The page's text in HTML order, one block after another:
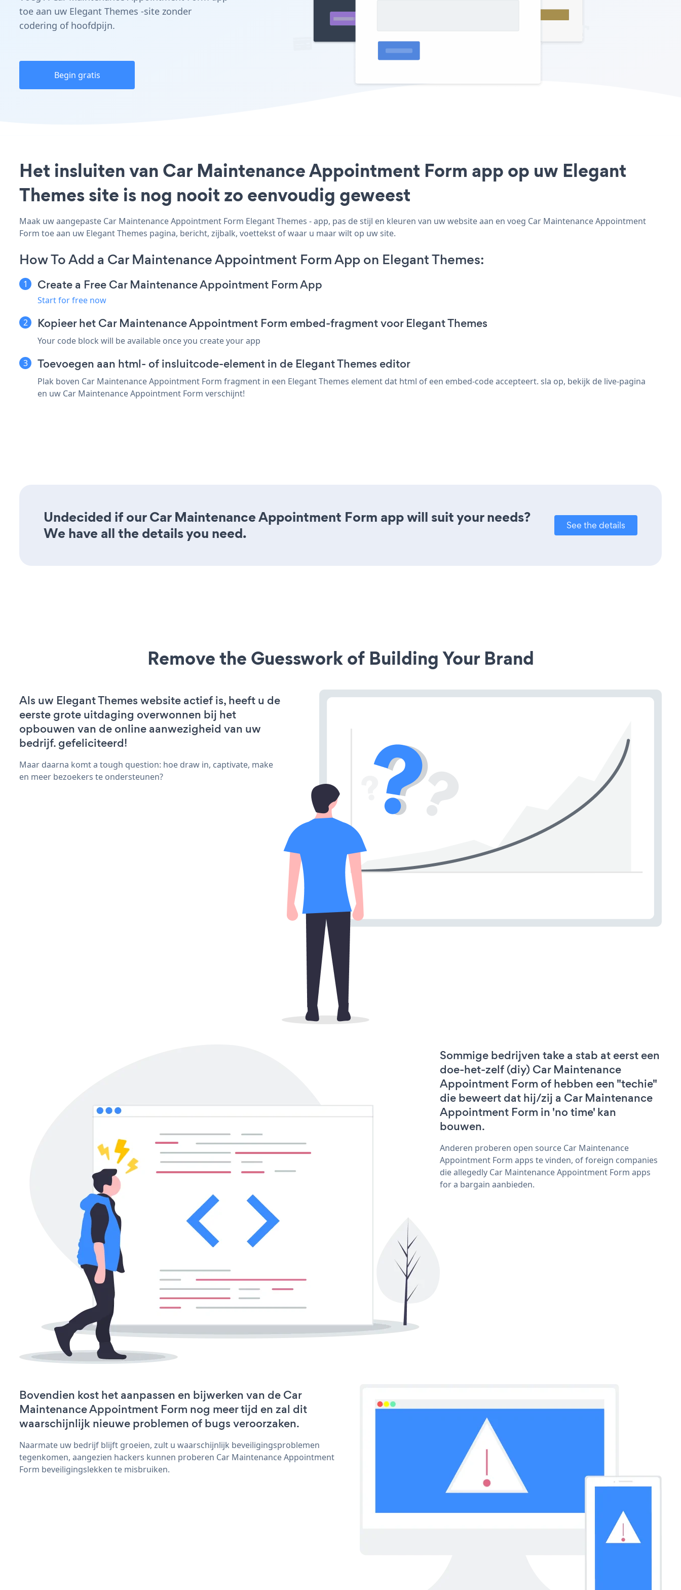
toe aan uw Elegant Themes -site zonder
codering of hoofdpijn.
Begin gratis
Het insluiten van Car Maintenance Appointment Form app op uw Elegant
Themes site is nog nooit zo eenvoudig geweest
Maak uw aangepaste Car Maintenance Appointment Form Elegant Themes - app, pas de stijl en kleuren van uw website aan en voeg Car Maintenance Appointment
Form toe aan uw Elegant Themes pagina, bericht, zijbalk, voettekst of waar u maar wilt op uw site.
How To Add a Car Maintenance Appointment Form App on Elegant Themes:
Create a Free Car Maintenance Appointment Form App
Start for free now
Kopieer het Car Maintenance Appointment Form embed-fragment voor Elegant Themes
Your code block will be available once you create your app
Toevoegen aan html- of insluitcode-element in de Elegant Themes editor
Plak boven Car Maintenance Appointment Form fragment in een Elegant Themes element dat html of een embed-code accepteert. sla op, bekijk de live-pagina
en uw Car Maintenance Appointment Form verschijnt!
Undecided if our Car Maintenance Appointment Form app will suit your needs?
We have all the details you need.
See the details
Remove the Guesswork of Building Your Brand
Als uw Elegant Themes website actief is, heeft u de
eerste grote uitdaging overwonnen bij het
opbouwen van de online aanwezigheid van uw
bedrijf. gefeliciteerd!
Maar daarna komt a tough question: hoe draw in, captivate, make
en meer bezoekers te ondersteunen?
Sommige bedrijven take a stab at eerst een
doe-het-zelf (diy) Car Maintenance
Appointment Form of hebben een "techie"
die beweert dat hij/zij a Car Maintenance
Appointment Form in 'no time' kan
bouwen.
Anderen proberen open source Car Maintenance
Appointment Form apps te vinden, of foreign companies
die allegedly Car Maintenance Appointment Form apps
for a bargain aanbieden.
Bovendien kost het aanpassen en bijwerken van de Car
Maintenance Appointment Form nog meer tijd en zal dit
waarschijnlijk nieuwe problemen of bugs veroorzaken.
Naarmate uw bedrijf blijft groeien, zult u waarschijnlijk beveiligingsproblemen
tegenkomen, aangezien hackers kunnen proberen Car Maintenance Appointment
Form beveiligingslekken te misbruiken.